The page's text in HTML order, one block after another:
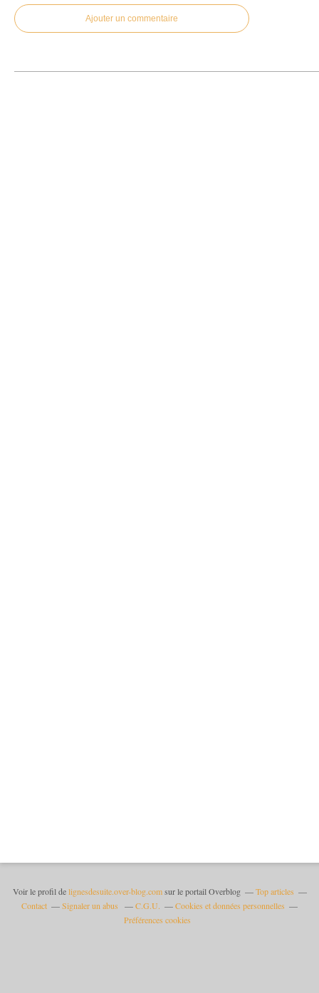
Ajouter un commentaire
Voir le profil delignesdesuite.over-blog.comsur le portail Overblog
Top articles
Contact
Signaler un abus C.G.U.
Cookies et données personnelles
Préférences cookies